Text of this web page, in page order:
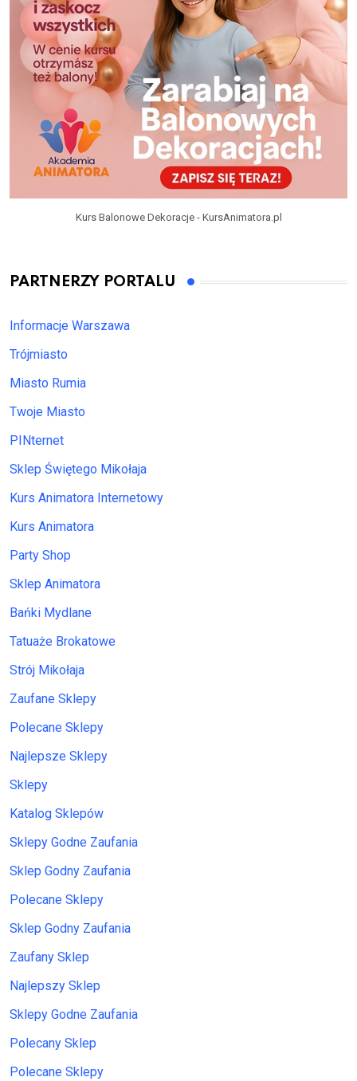
Kurs Balonowe Dekoracje - KursAnimatora.pl
PARTNERZY PORTALU
Informacje Warszawa
Trójmiasto
Miasto Rumia
Twoje Miasto
PINternet
Sklep Świętego Mikołaja
Kurs Animatora Internetowy
Kurs Animatora
Party Shop
Sklep Animatora
Bańki Mydlane
Tatuaże Brokatowe
Strój Mikołaja
Zaufane Sklepy
Polecane Sklepy
Najlepsze Sklepy
Sklepy
Katalog Sklepów
Sklepy Godne Zaufania
Sklep Godny Zaufania
Polecane Sklepy
Sklep Godny Zaufania
Zaufany Sklep
Najlepszy Sklep
Sklepy Godne Zaufania
Polecany Sklep
Polecane Sklepy